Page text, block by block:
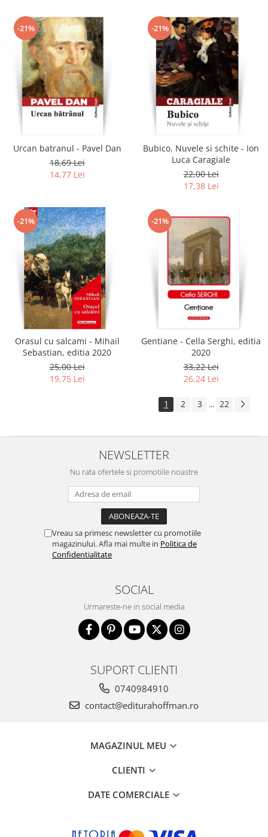
-21%
Urcan batranul - Pavel Dan
18,69 Lei
14,77 Lei
-21%
Bubico. Nuvele si schite - Ion
Luca Caragiale
22,00 Lei
17,38 Lei
-21%
Orasul cu salcami - Mihail
Sebastian, editia 2020
25,00 Lei
19,75 Lei
-21%
Gentiane - Cella Serghi, editia
2020
33,22 Lei
26,24 Lei
1 2 3 ... 22
NEWSLETTER
Nu rata ofertele si promotiile noastre
Vreau sa primesc newsletter cu promotiile
magazinului. Afla mai multe in Politica de
Confidentialitate
SOCIAL
Urmareste-ne in social media
SUPORT CLIENTI
0740984910
contact@editurahoffman.ro
MAGAZINUL MEU
CLIENTI
DATE COMERCIALE